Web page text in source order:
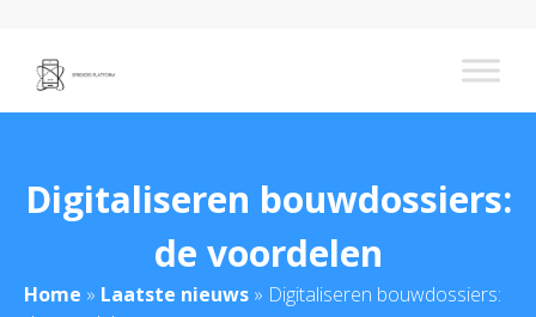
Digitaliseren bouwdossiers:
de voordelen
Home » Laatste nieuws » Digitaliseren bouwdossiers: